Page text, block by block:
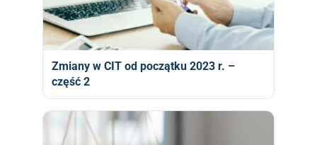
Zmiany w CIT od początku 2023 r. –
część 2